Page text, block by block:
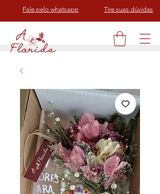
Fale pelo whatsapp Tire suas dúvidas